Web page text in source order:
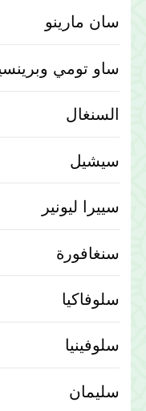
سان مارينو
ساو تومي
السنغال
سيشيل
سييرا ليونير
سنغافورة
سلوفاكيا
سلوفينيا
سليمان